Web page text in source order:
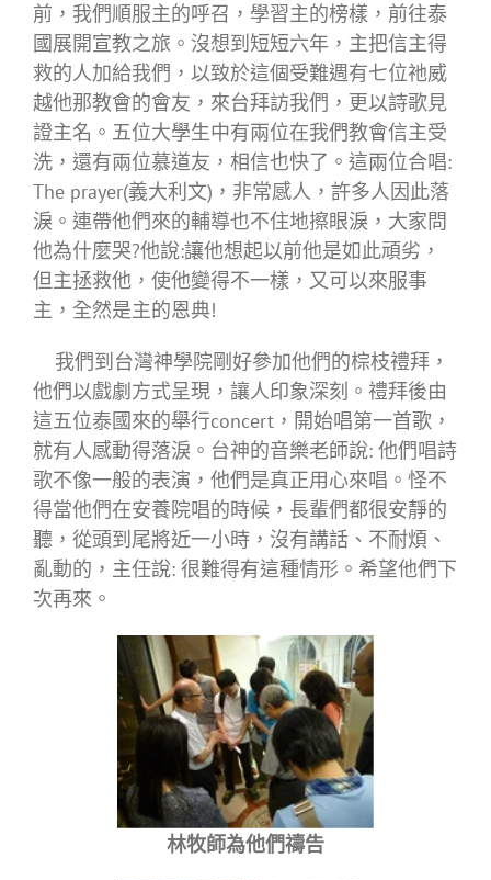
前，我們順服主的呼召，學習主的榜樣，前往泰
國展開宣教之旅。沒想到短短六年，主把信主得
救的人加給我們，以致於這個受難週有七位祂威
越他那教會的會友，來台拜訪我們，更以詩歌見
證主名。五位大學生中有兩位在我們教會信主受
洗，還有兩位慕道友，相信也快了。這兩位合唱:
The prayer(義大利文)，非常感人，許多人因此落
淚。連帶他們來的輔導也不住地擦眼淚，大家問
他為什麼哭?他說:讓他想起以前他是如此頑劣，
但主拯救他，使他變得不一樣，又可以來服事
主，全然是主的恩典!
我們到台灣神學院剛好參加他們的棕枝禮拜，
他們以戲劇方式呈現，讓人印象深刻。禮拜後由
這五位泰國來的舉行concert，開始唱第一首歌，
就有人感動得落淚。台神的音樂老師說: 他們唱詩
歌不像一般的表演，他們是真正用心來唱。怪不
得當他們在安養院唱的時候，長輩們都很安靜的
聽，從頭到尾將近一小時，沒有講話、不耐煩、
亂動的，主任說: 很難得有這種情形。希望他們下
次再來。
林牧師為他們禱告